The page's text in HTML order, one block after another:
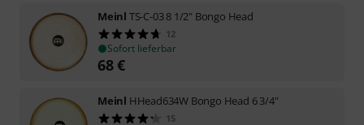
Meinl TS-C-03 8 1/2" Bongo Head
12
Sofort lieferbar
68€
Meinl HHead634W Bongo Head 6 3/4"
15